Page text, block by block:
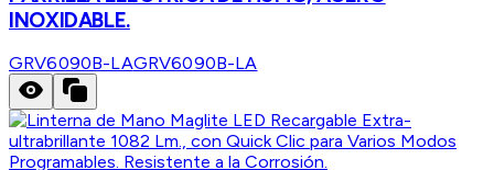
INOXIDABLE.
GRV6090B-LAGRV6090B-LA